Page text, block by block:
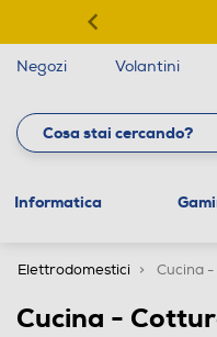
Negozi Volantini
Informatica
Elettrodomestici Cucina
Cucina -